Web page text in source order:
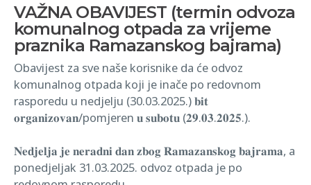
VAŽNA OBAVIJEST (termin odvoza
komunalnog otpada za vrijeme
praznika Ramazanskog bajrama)
Obavijest za sve naše korisnike da će odvoz
komunalnog otpada koji je inače po redovnom
rasporedu u nedjelju (30.03.2025.) 𝐛𝐢𝐭
𝐨𝐫𝐠𝐚𝐧𝐢𝐳𝐨𝐯𝐚𝐧/pomjeren 𝐮 𝐬𝐮𝐛𝐨𝐭𝐮 (𝟐𝟗.𝟎𝟑.𝟐𝟎𝟐𝟓.).
𝐍𝐞𝐝𝐣𝐞𝐥𝐣𝐚 𝐣𝐞 𝐧𝐞𝐫𝐚𝐝𝐧𝐢 𝐝𝐚𝐧 𝐳𝐛𝐨𝐠 𝐑𝐚𝐦𝐚𝐳𝐚𝐧𝐬𝐤𝐨𝐠 𝐛𝐚𝐣𝐫𝐚𝐦𝐚, a
ponedjeljak 31.03.2025. odvoz otpada je po